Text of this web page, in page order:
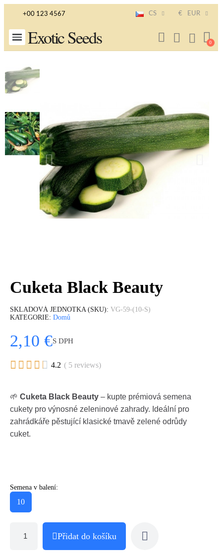
+00 123 4567 CS € EUR
Exotic Seeds
Cuketa Black Beauty
SKLADOVÁ JEDNOTKA (SKU) VG-59-(10-S)
KATEGORIE Domů
2,10 €S DPH
     4.2 ( 5 reviews)
🌱 Cuketa Black Beauty – kupte prémiová semena
cukety pro výnosné zeleninové zahrady. Ideální pro
zahrádkáře pěstující klasické tmavě zelené odrůdy
cuket.
Semena v balení:
10
Přidat do košíku